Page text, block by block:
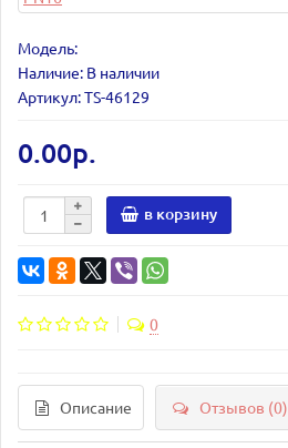
Модель:
Наличие: В наличии
Артикул: TS-46129
0.00р.
в корзину
0
Описание Отзывов (0)